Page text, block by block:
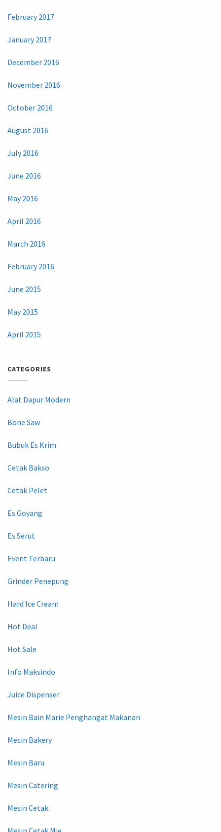
February 2017
January 2017
December 2016
November 2016
October 2016
August 2016
July 2016
June 2016
May 2016
April 2016
March 2016
February 2016
June 2015
May 2015
April 2015
CATEGORIES
Alat Dapur Modern
Bone Saw
Bubuk Es Krim
Cetak Bakso
Cetak Pelet
Es Goyang
Es Serut
Event Terbaru
Grinder Penepung
Hard Ice Cream
Hot Deal
Hot Sale
Info Maksindo
Juice Dispenser
Mesin Bain Marie Penghangat Makanan
Mesin Bakery
Mesin Baru
Mesin Catering
Mesin Cetak